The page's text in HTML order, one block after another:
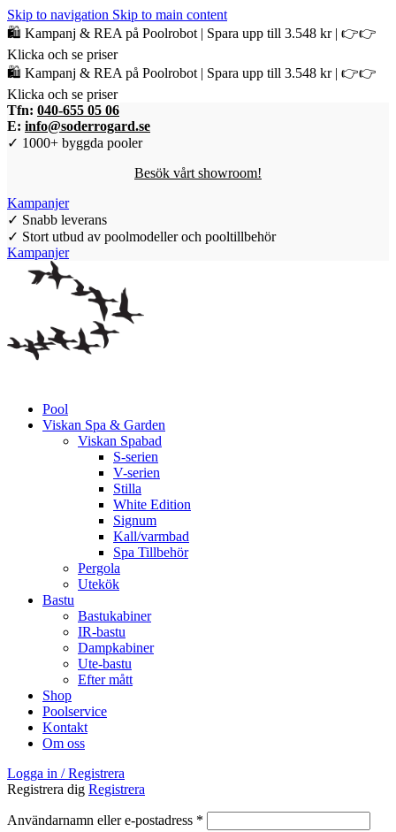
Skip to navigation Skip to main content
🛍️ Kampanj & REA på Poolrobot | Spara upp till 3.548 kr | 👉👉
Klicka och se priser
🛍️ Kampanj & REA på Poolrobot | Spara upp till 3.548 kr | 👉👉
Klicka och se priser
Tfn: 040-655 05 06
E: info@soderrogard.se
✓ 1000+ byggda pooler
Besök vårt showroom!
Kampanjer
✓ Snabb leverans
✓ Stort utbud av poolmodeller och pooltillbehör
Kampanjer
Pool
Viskan Spa & Garden
Viskan Spabad
S-serien
V-serien
Stilla
White Edition
Signum
Kall/varmbad
Spa Tillbehör
Pergola
Utekök
Bastu
Bastukabiner
IR-bastu
Dampkabiner
Ute-bastu
Efter mått
Shop
Poolservice
Kontakt
Om oss
Logga in / Registrera
Registrera dig Registrera
Användarnamn eller e-postadress *